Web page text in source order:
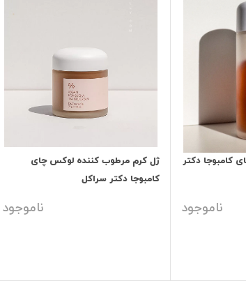
کامبوجا دکتر
ناموجود
ژل کرم مرطوب کننده لوکس چای
کامبوجا دکتر سراکل
ناموجود